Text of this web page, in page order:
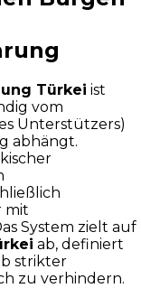
Türkei ist
vom
Unterstützers)
abhängt.
mit
System zielt auf
ab, definiert
strikter
zu verhindern.